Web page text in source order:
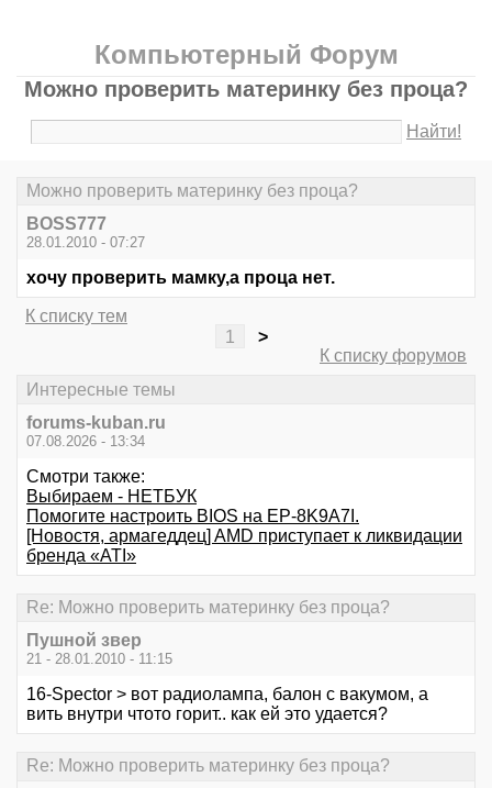
Компьютерный Форум
Можно проверить материнку без проца?
Найти!
Можно проверить материнку без проца?
BOSS777
28.01.2010 - 07:27
хочу проверить мамку,а проца нет.
К списку тем
1
>
К списку форумов
Интересные темы
forums-kuban.ru
07.08.2026 - 13:34
Смотри также:
Выбираем - НЕТБУК
Помогите настроить BIOS на EP-8K9A7I.
[Новостя, армагеддец] AMD приступает к ликвидации
бренда «ATI»
Re: Можно проверить материнку без проца?
Пушной звер
21 - 28.01.2010 - 11:15
16-Spector > вот радиолампа, балон с вакумом, а
вить внутри чтото горит.. как ей это удается?
Re: Можно проверить материнку без проца?